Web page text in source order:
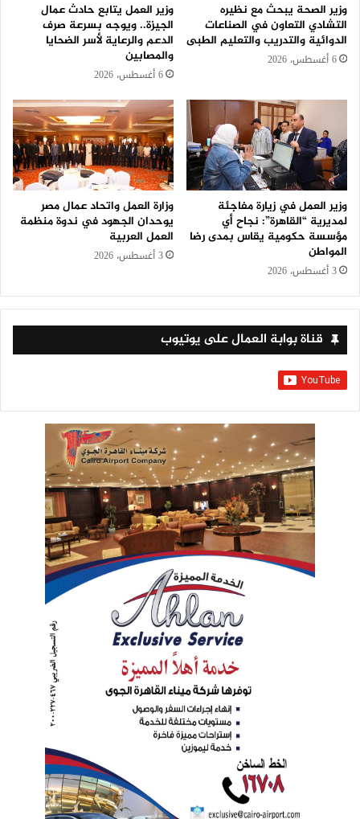
وزير الصحة يبحث مع نظيره
التشادي التعاون في الصناعات
الدوائية والتدريب والتعليم الطبى
6 أغسطس، 2026
وزير العمل يتابع حادث عمال
الجيزة.. ويوجه بسرعة صرف
الدعم والرعاية لأسر الضحايا
والمصابين
6 أغسطس، 2026
وزير العمل في زيارة مفاجئة
لمديرية “القاهرة”: نجاح أي
مؤسسة حكومية يقاس بمدى رضا
المواطن
3 أغسطس، 2026
وزارة العمل واتحاد عمال مصر
يوحدان الجهود في ندوة منظمة
العمل العربية
3 أغسطس، 2026
قناة بوابة العمال على يوتيوب